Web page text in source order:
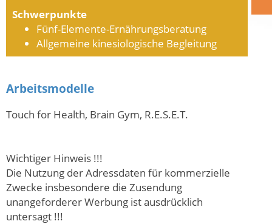
Schwerpunkte
Fünf-Elemente-Ernährungsberatung
Allgemeine kinesiologische Begleitung
Arbeitsmodelle
Touch for Health, Brain Gym, R.E.S.E.T.
Wichtiger Hinweis !!!
Die Nutzung der Adressdaten für kommerzielle
Zwecke insbesondere die Zusendung
unangeforderer Werbung ist ausdrücklich
untersagt !!!